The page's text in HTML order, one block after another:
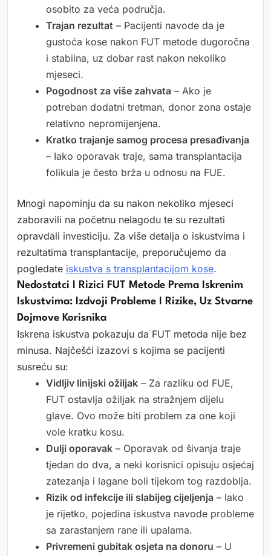
osobito za veća područja.
Trajan rezultat – Pacijenti navode da je
gustoća kose nakon FUT metode dugoročna
i stabilna, uz dobar rast nakon nekoliko
mjeseci.
Pogodnost za više zahvata – Ako je
potreban dodatni tretman, donor zona ostaje
relativno nepromijenjena.
Kratko trajanje samog procesa presađivanja
– Iako oporavak traje, sama transplantacija
folikula je često brža u odnosu na FUE.
Mnogi napominju da su nakon nekoliko mjeseci
zaboravili na početnu nelagodu te su rezultati
opravdali investiciju. Za više detalja o iskustvima i
rezultatima transplantacije, preporučujemo da
pogledate iskustva s transplantacijom kose.
Nedostatci I Rizici FUT Metode Prema Iskrenim
Iskustvima: Izdvoji Probleme I Rizike, Uz Stvarne
Dojmove Korisnika
Iskrena iskustva pokazuju da FUT metoda nije bez
minusa. Najčešći izazovi s kojima se pacijenti
susreću su:
Vidljiv linijski ožiljak – Za razliku od FUE,
FUT ostavlja ožiljak na stražnjem dijelu
glave. Ovo može biti problem za one koji
vole kratku kosu.
Dulji oporavak – Oporavak od šivanja traje
tjedan do dva, a neki korisnici opisuju osjećaj
zatezanja i lagane boli tijekom tog razdoblja.
Rizik od infekcije ili slabijeg cijeljenja – Iako
je rijetko, pojedina iskustva navode probleme
sa zarastanjem rane ili upalama.
Privremeni gubitak osjeta na donoru – U